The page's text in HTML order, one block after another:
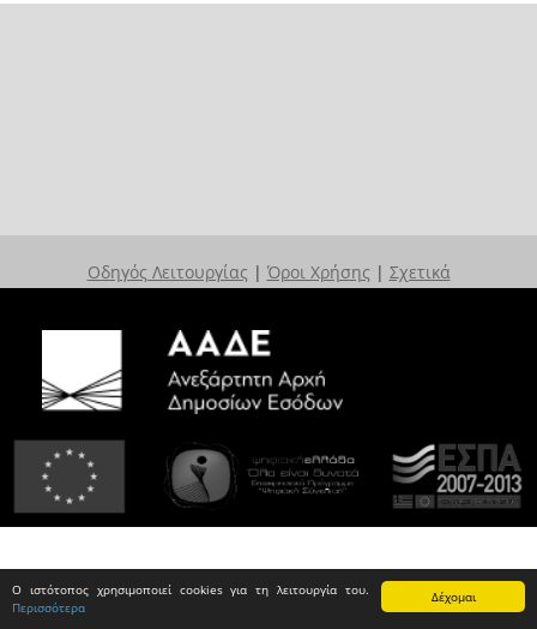
Δέχομαι
Ο ιστότοπος χρησιμοποιεί cookies για τη λειτουργία του.
Περισσότερα
Οδηγός Λειτουργίας | Όροι Χρήσης | Σχετικά